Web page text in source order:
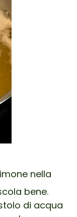
nella
bene.
di acqua